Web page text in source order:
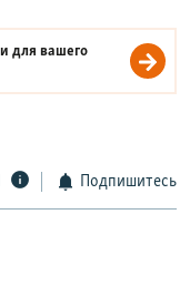
для вашего
Подпишитесь